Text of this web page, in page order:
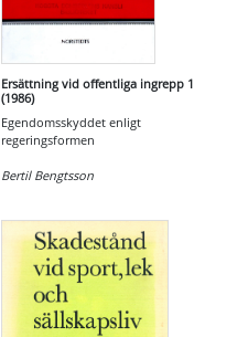
Ersättning vid offentliga ingrepp 1
(1986)
Egendomsskyddet enligt
regeringsformen
Bertil Bengtsson